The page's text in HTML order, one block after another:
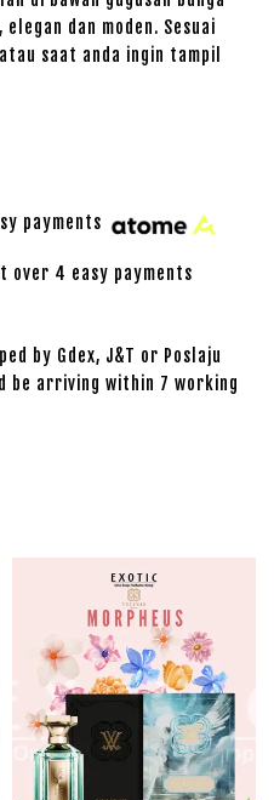
dan moden. Sesuai
saat anda ingin tampil
payments
over 4 easy payments
by Gdex, J&T or Poslaju
be arriving within 7 working